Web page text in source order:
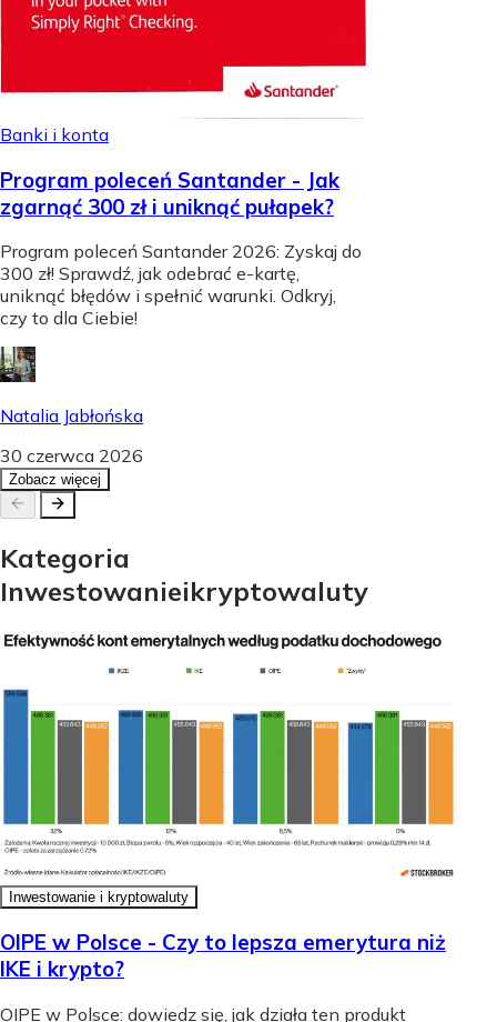
Banki i konta
Program poleceń Santander - Jak
zgarnąć 300 zł i uniknąć pułapek?
Program poleceń Santander 2026: Zyskaj do
300 zł! Sprawdź, jak odebrać e-kartę,
uniknąć błędów i spełnić warunki. Odkryj,
czy to dla Ciebie!
Natalia Jabłońska
30 czerwca 2026
Zobacz więcej
Kategoria
Inwestowanieikryptowaluty
Inwestowanie i kryptowaluty
OIPE w Polsce - Czy to lepsza emerytura niż
IKE i krypto?
OIPE w Polsce: dowiedz się, jak działa ten produkt